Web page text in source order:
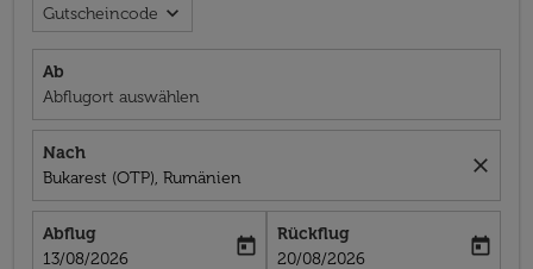
Gutscheincode expand_more
Ab
Abflugort auswählen
Nach
Bukarest (OTP), Rumänien
close
Abflug
fc-booking-departure-date-aria-label
13/08/2026
today
Rückflug
fc-booking-return-date-aria-label
20/08/2026
today